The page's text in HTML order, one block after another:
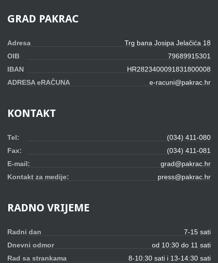
GRAD PAKRAC
Adresa
Trg bana Josipa Jelačića 18
OIB
79689915301
IBAN
HR2823400091831800008
ADRESA eRAČUNA
e-racuni@pakrac.hr
KONTAKT
Tel:
(034) 411-080
Fax:
(034) 411-081
E-mail:
grad@pakrac.hr
Kontakt za medije:
press@pakrac.hr
RADNO VRIJEME
Radni dan
7-15 sati
Dnevni odmor
od 10:30 do 11 sati
Rad sa strankama
8-10:30 sati i 13-14:30 sati